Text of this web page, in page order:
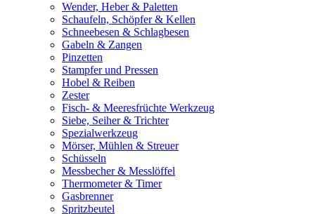
Wender, Heber & Paletten
Schaufeln, Schöpfer & Kellen
Schneebesen & Schlagbesen
Gabeln & Zangen
Pinzetten
Stampfer und Pressen
Hobel & Reiben
Zester
Fisch- & Meeresfrüchte Werkzeug
Siebe, Seiher & Trichter
Spezialwerkzeug
Mörser, Mühlen & Streuer
Schüsseln
Messbecher & Messlöffel
Thermometer & Timer
Gasbrenner
Spritzbeutel